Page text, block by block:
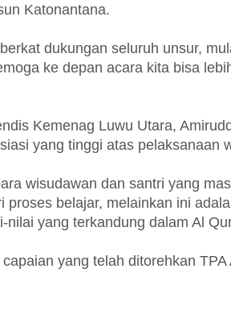
Katonantana.
dukungan seluruh unsur,
ke depan acara kita bisa
Kemenag Luwu Utara,
yang tinggi atas pelaksanaan
wisudawan dan santri yang
proses belajar, melainkan ini
yang terkandung dalam Al
yang telah ditorehkan TPA